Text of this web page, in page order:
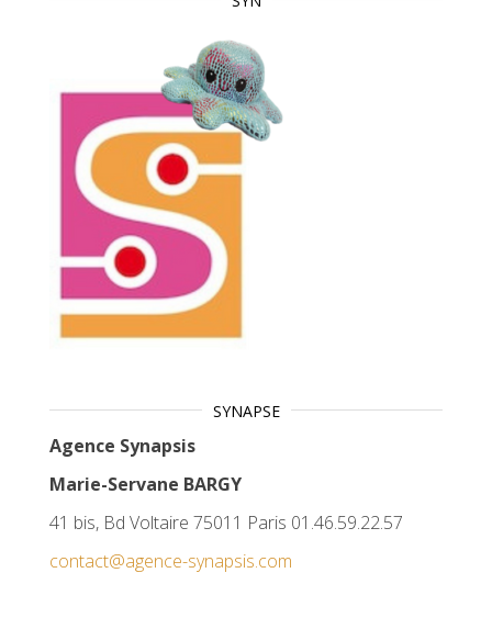
SYNAPSE
Agence Synapsis
Marie-Servane BARGY
41 bis, Bd Voltaire 75011 Paris 01.46.59.22.57
contact@agence-synapsis.com